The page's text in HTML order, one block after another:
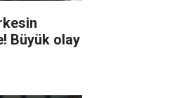
Büyük olay